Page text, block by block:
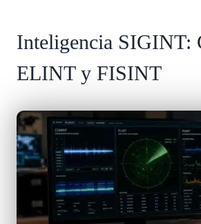
Inteligencia SIGINT:
ELINT y FISINT